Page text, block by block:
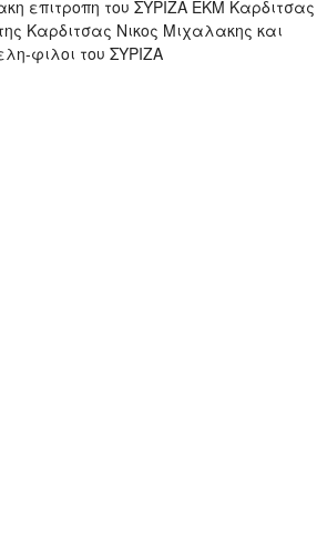
επιτροπη του ΣΥΡΙΖΑ ΕΚΜ Καρδιτσας
Καρδιτσας Νικος Μιχαλακης και
φιλοι του ΣΥΡΙΖΑ